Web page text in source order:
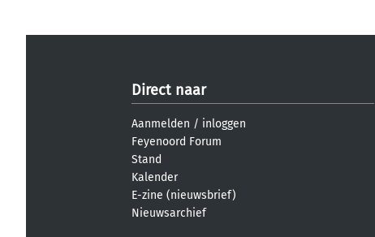
Direct naar
Aanmelden / inloggen
Feyenoord Forum
Stand
Kalender
E-zine (nieuwsbrief)
Nieuwsarchief